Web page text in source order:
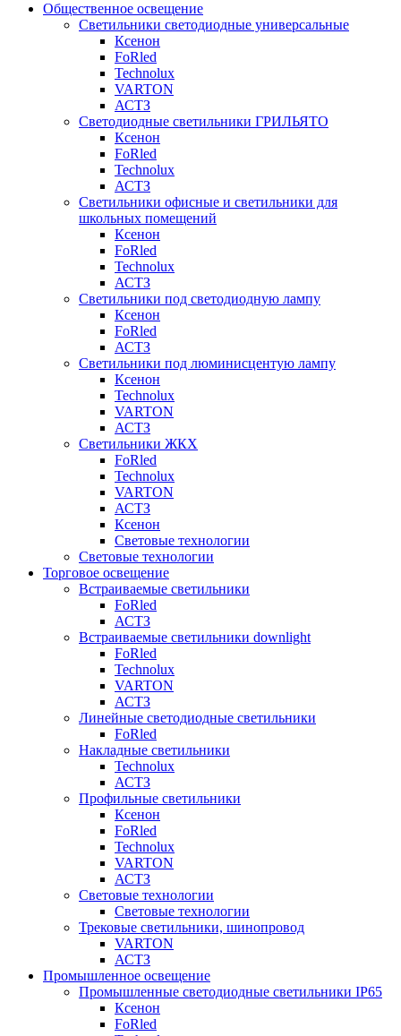
Общественное освещение
Светильники светодиодные универсальные
Ксенон
FoRled
Technolux
VARTON
АСТЗ
Светодиодные светильники ГРИЛЬЯТО
Ксенон
FoRled
Technolux
АСТЗ
Светильники офисные и светильники для
школьных помещений
Ксенон
FoRled
Technolux
АСТЗ
Светильники под светодиодную лампу
Ксенон
FoRled
АСТЗ
Светильники под люминисцентую лампу
Ксенон
Technolux
VARTON
АСТЗ
Светильники ЖКХ
FoRled
Technolux
VARTON
АСТЗ
Ксенон
Световые технологии
Световые технологии
Торговое освещение
Встраиваемые светильники
FoRled
АСТЗ
Встраиваемые светильники downlight
FoRled
Technolux
VARTON
АСТЗ
Линейные светодиодные светильники
FoRled
Накладные светильники
Technolux
АСТЗ
Профильные светильники
Ксенон
FoRled
Technolux
VARTON
АСТЗ
Световые технологии
Световые технологии
Трековые светильники, шинопровод
VARTON
АСТЗ
Промышленное освещение
Промышленные светодиодные светильники IP65
Ксенон
FoRled